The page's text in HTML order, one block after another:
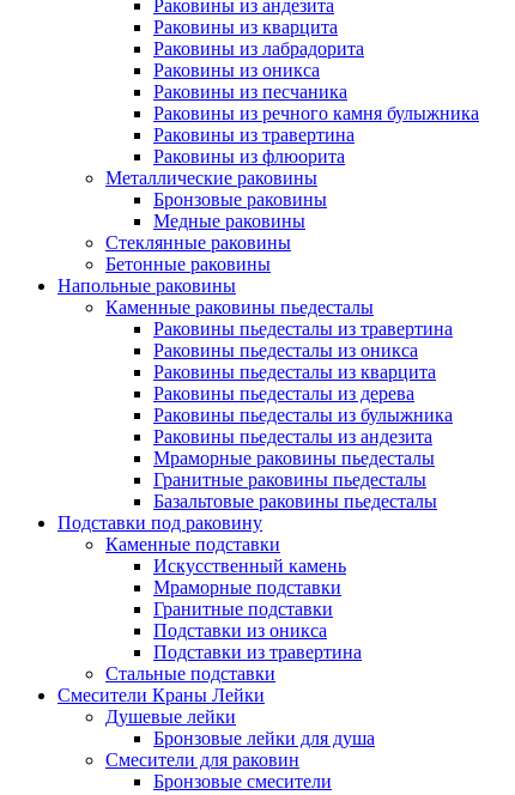
Раковины из андезита
Раковины из кварцита
Раковины из лабрадорита
Раковины из оникса
Раковины из песчаника
Раковины из речного камня булыжника
Раковины из травертина
Раковины из флюорита
Металлические раковины
Бронзовые раковины
Медные раковины
Стеклянные раковины
Бетонные раковины
Напольные раковины
Каменные раковины пьедесталы
Раковины пьедесталы из травертина
Раковины пьедесталы из оникса
Раковины пьедесталы из кварцита
Раковины пьедесталы из дерева
Раковины пьедесталы из булыжника
Раковины пьедесталы из андезита
Мраморные раковины пьедесталы
Гранитные раковины пьедесталы
Базальтовые раковины пьедесталы
Подставки под раковину
Каменные подставки
Искусственный камень
Мраморные подставки
Гранитные подставки
Подставки из оникса
Подставки из травертина
Стальные подставки
Смесители Краны Лейки
Душевые лейки
Бронзовые лейки для душа
Смесители для раковин
Бронзовые смесители